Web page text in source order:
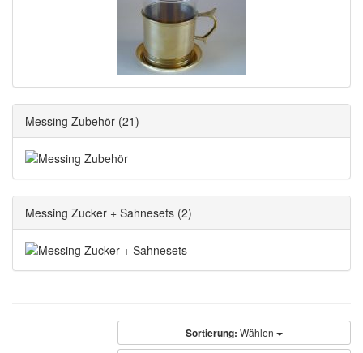
Messing Zubehör (21)
Messing Zucker + Sahnesets (2)
Sortierung: Wählen